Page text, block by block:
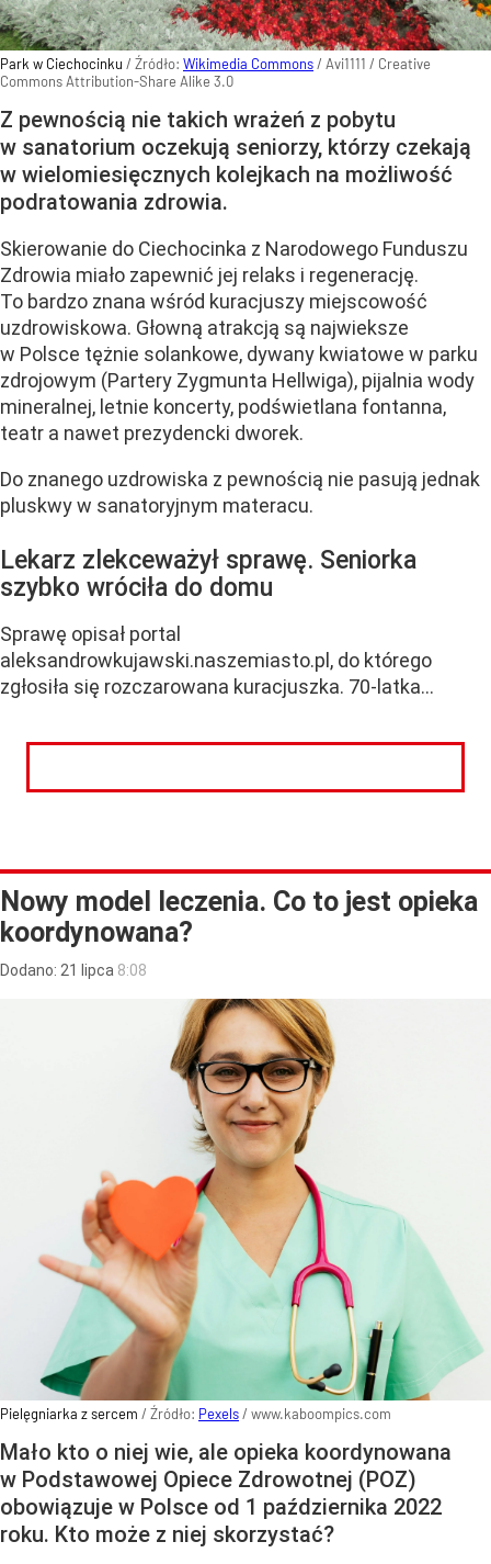
Park w Ciechocinku / Źródło: Wikimedia Commons/ Avi1111 / Creative
Commons Attribution-Share Alike 3.0
Z pewnością nie takich wrażeń z pobytu
w sanatorium oczekują seniorzy, którzy czekają
w wielomiesięcznych kolejkach na możliwość
podratowania zdrowia.
Skierowanie do Ciechocinka z Narodowego Funduszu
Zdrowia miało zapewnić jej relaks i regenerację.
To bardzo znana wśród kuracjuszy miejscowość
uzdrowiskowa. Głowną atrakcją są najwieksze
w Polsce tężnie solankowe, dywany kwiatowe w parku
zdrojowym (Partery Zygmunta Hellwiga), pijalnia wody
mineralnej, letnie koncerty, podświetlana fontanna,
teatr a nawet prezydencki dworek.
Do znanego uzdrowiska z pewnością nie pasują jednak
pluskwy w sanatoryjnym materacu.
Lekarz zlekceważył sprawę. Seniorka
szybko wróciła do domu
Sprawę opisał portal
aleksandrowkujawski.naszemiasto.pl, do którego
zgłosiła się rozczarowana kuracjuszka. 70-latka...
Nowy model leczenia. Co to jest opieka
koordynowana?
Dodano: 21 lipca 8:08
Pielęgniarka z sercem / Źródło: Pexels/ www.kaboompics.com
Mało kto o niej wie, ale opieka koordynowana
w Podstawowej Opiece Zdrowotnej (POZ)
obowiązuje w Polsce od 1 października 2022
roku. Kto może z niej skorzystać?